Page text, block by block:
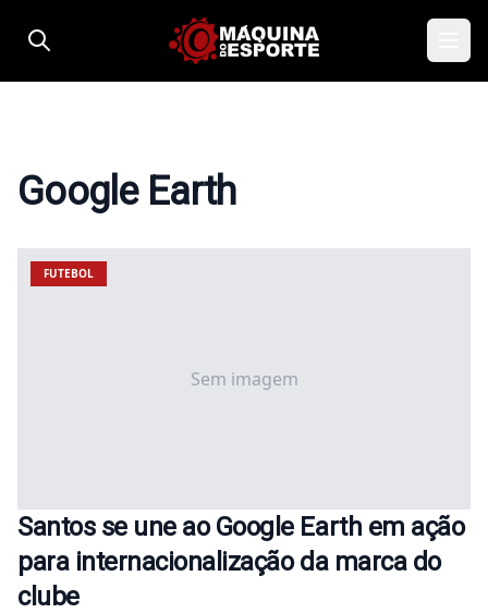
Google Earth
Sem imagem
FUTEBOL
Santos se une ao Google Earth em ação
para internacionalização da marca do
clube